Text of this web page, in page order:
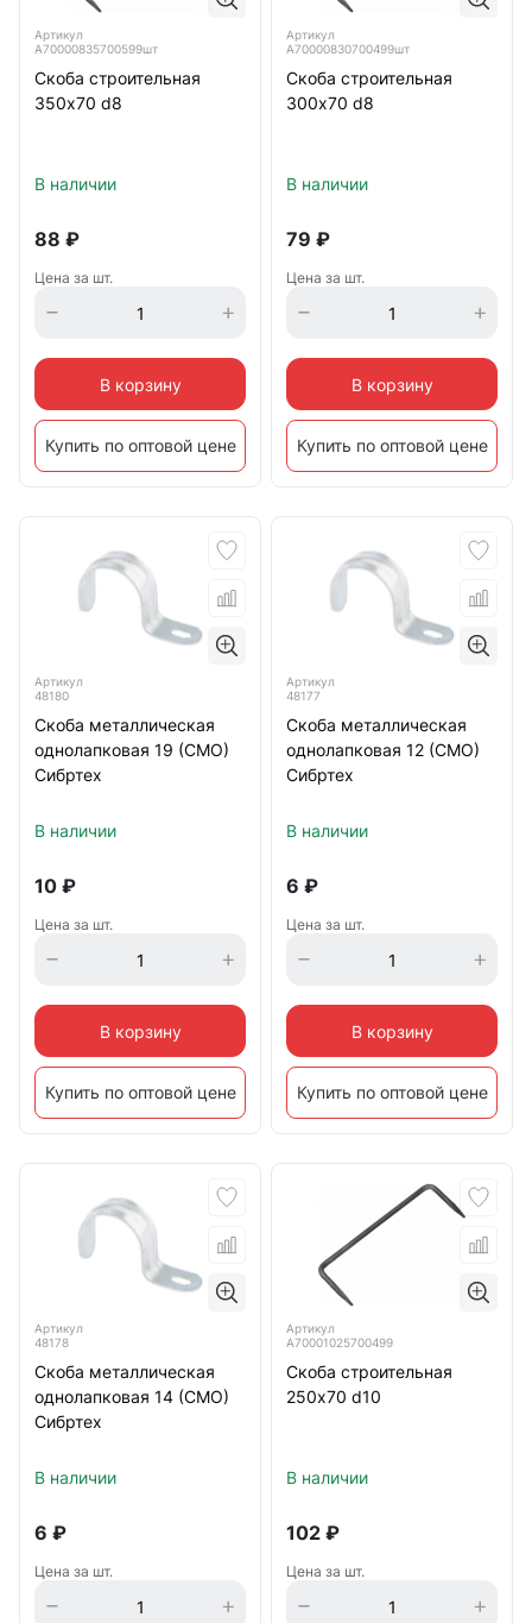
Артикул
А70000835700599шт
Скоба строительная
350х70 d8
В наличии
88 ₽
Цена за шт.
В корзину
Купить по оптовой цене
Артикул
А70000830700499шт
Скоба строительная
300х70 d8
В наличии
79 ₽
Цена за шт.
В корзину
Купить по оптовой цене
Артикул
48180
Скоба металлическая
однолапковая 19 (СМО)
Сибртех
В наличии
10 ₽
Цена за шт.
В корзину
Купить по оптовой цене
Артикул
48177
Скоба металлическая
однолапковая 12 (СМО)
Сибртех
В наличии
6 ₽
Цена за шт.
В корзину
Купить по оптовой цене
Артикул
48178
Скоба металлическая
однолапковая 14 (СМО)
Сибртех
В наличии
6 ₽
Цена за шт.
Артикул
А70001025700499
Скоба строительная
250х70 d10
В наличии
102 ₽
Цена за шт.